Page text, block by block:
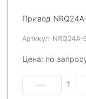
Привод
Артикул: NRQ24A-
Цена: по
1